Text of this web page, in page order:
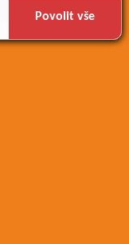
Povolit vše